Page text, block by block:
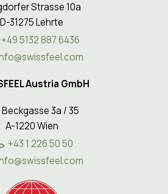
Strasse 10a
D-31275 Lehrte
+49 5132 887 6436
Austria GmbH
Beckgasse 3a / 35
A-1220 Wien
+43 1 226 50 50
swssf lc m